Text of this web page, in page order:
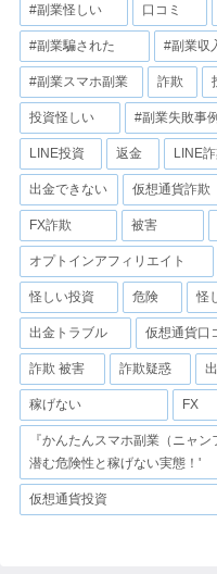
#副業怪しい 口コミ
#副業騙された #副業収
#副業スマホ副業 詐欺
投資怪しい #副業失敗事
LINE投資 返金 LINE
出金できない 仮想通貨詐欺
FX詐欺 被害
オプトインアフィリエイト
怪しい投資 危険 怪
出金トラブル 仮想通貨口
詐欺 被害 詐欺疑惑
稼げない FX
『かんたんスマホ副業（ニャ
潜む危険性と稼げない実態！'
仮想通貨投資